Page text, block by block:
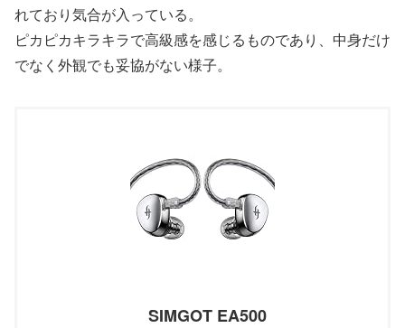
れており気合が入っている。
ピカピカキラキラで高級感を感じるものであり、中身だけ
でなく外観でも妥協がない様子。
SIMGOT EA500